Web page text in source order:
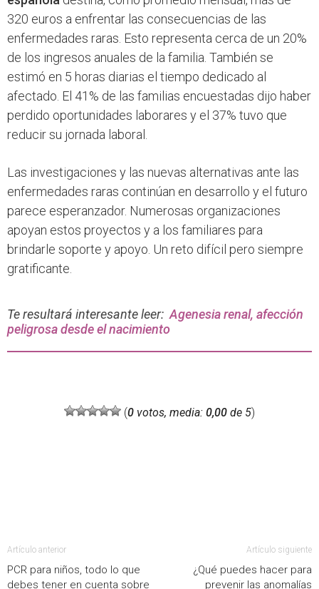
320 euros a enfrentar las consecuencias de las
enfermedades raras. Esto representa cerca de un 20%
de los ingresos anuales de la familia. También se
estimó en 5 horas diarias el tiempo dedicado al
afectado. El 41% de las familias encuestadas dijo haber
perdido oportunidades laborares y el 37% tuvo que
reducir su jornada laboral.
Las investigaciones y las nuevas alternativas ante las
enfermedades raras continúan en desarrollo y el futuro
parece esperanzador. Numerosas organizaciones
apoyan estos proyectos y a los familiares para
brindarle soporte y apoyo. Un reto difícil pero siempre
gratificante.
Te resultará interesante leer: Agenesia renal, afección
peligrosa desde el nacimiento
(0 votos, media: 0,00 de 5)
Artículo anterior
PCR para niños, todo lo que
debes tener en cuenta sobre
Artículo siguiente
¿Qué puedes hacer para
prevenir las anomalías